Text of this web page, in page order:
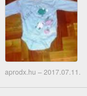
aprodx.hu – 2017.07.11.